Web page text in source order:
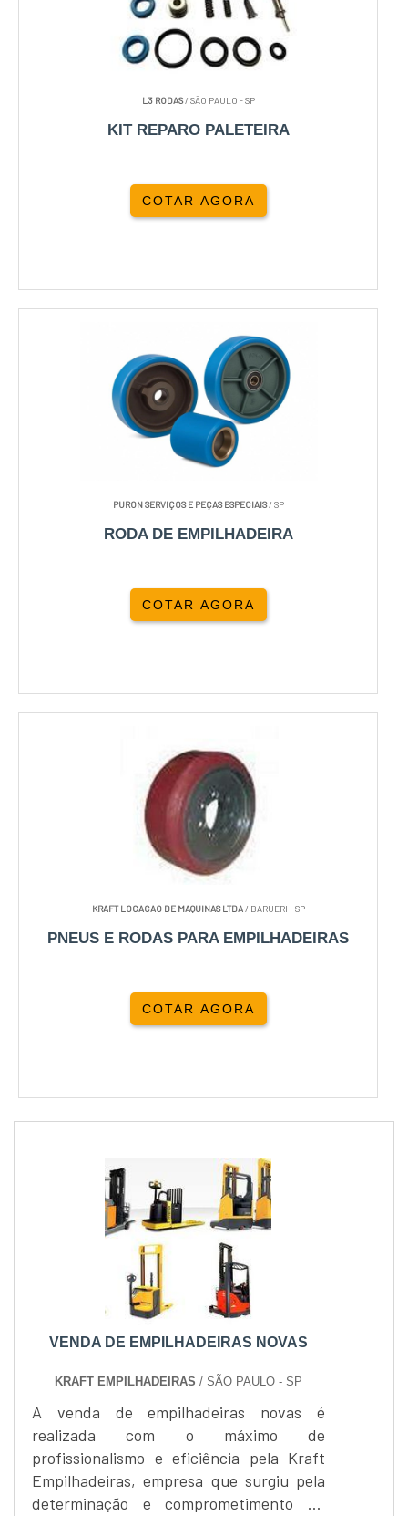
L3 RODAS/ SÃO PAULO - SP
KIT REPARO PALETEIRA
COTAR AGORA
PURON SERVIÇOS E PEÇAS ESPECIAIS/ SP
RODA DE EMPILHADEIRA
COTAR AGORA
KRAFT LOCACAO DE MAQUINAS LTDA/ BARUERI - SP
PNEUS E RODAS PARA EMPILHADEIRAS
COTAR AGORA
VENDA DE EMPILHADEIRAS NOVAS
KRAFT EMPILHADEIRAS / SÃO PAULO - SP
A venda de empilhadeiras novas é
realizada com o máximo de
profissionalismo e eficiência pela Kraft
Empilhadeiras, empresa que surgiu pela
determinação e comprometimento de